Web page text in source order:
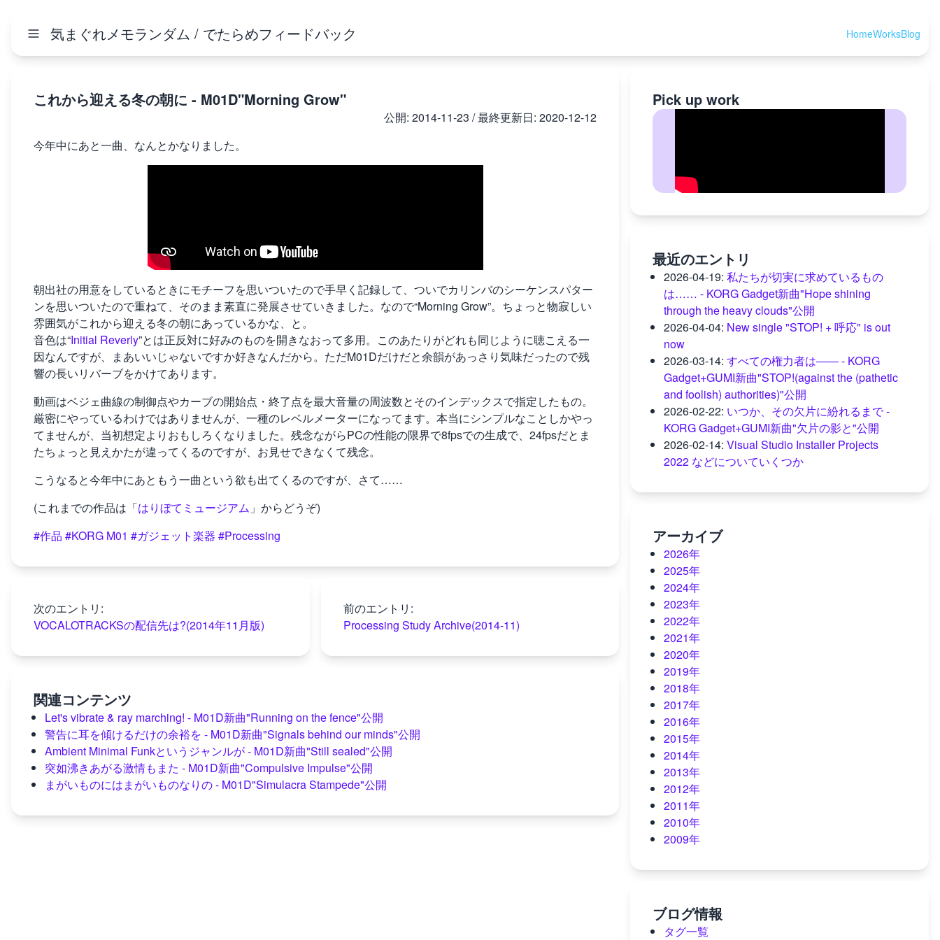
気まぐれメモランダム / でたらめフィードバック HomeWorksBlog
これから迎える冬の朝に - M01D"Morning Grow"
公開:2014-11-23 / 最終更新日:2020-12-12
今年中にあと一曲、なんとかなりました。
朝出社の用意をしているときにモチーフを思いついたので手早く記録して、ついでカリンバのシーケンスパター
ンを思いついたので重ねて、そのまま素直に発展させていきました。なので“Morning Grow”。ちょっと物寂しい
雰囲気がこれから迎える冬の朝にあっているかな、と。
音色は“Initial Reverly”とは正反対に好みのものを開きなおって多用。このあたりがどれも同じように聴こえる一
因なんですが、まあいいじゃないですか好きなんだから。ただM01Dだけだと余韻があっさり気味だったので残
響の長いリバーブをかけてあります。
動画はベジェ曲線の制御点やカーブの開始点・終了点を最大音量の周波数とそのインデックスで指定したもの。
厳密にやっているわけではありませんが、一種のレベルメーターになってます。本当にシンプルなことしかやっ
てませんが、当初想定よりおもしろくなりました。残念ながらPCの性能の限界で8fpsでの生成で、24fpsだとま
たちょっと見えかたが違ってくるのですが、お見せできなくて残念。
こうなると今年中にあともう一曲という欲も出てくるのですが、さて……
(これまでの作品は「はりぼてミュージアム 」からどうぞ)
#作品 #KORG M01 #ガジェット楽器 #Processing
次のエントリ:
VOCALOTRACKSの配信先は?(2014年11月版)
前のエントリ:
Processing Study Archive(2014-11)
関連コンテンツ
Let's vibrate & ray marching! - M01D新曲"Running on the fence"公開
警告に耳を傾けるだけの余裕を - M01D新曲"Signals behind our minds"公開
Ambient Minimal Funkというジャンルが - M01D新曲"Still sealed"公開
突如沸きあがる激情もまた - M01D新曲"Compulsive Impulse"公開
まがいものにはまがいものなりの - M01D"Simulacra Stampede"公開
Pick up work
最近のエントリ
2026-04-19:私たちが切実に求めているもの
は…… - KORG Gadget新曲"Hope shining
through the heavy clouds"公開
2026-04-04: New single "STOP! + 呼応" is out
now
2026-03-14:すべての権力者は―― - KORG
Gadget+GUMI新曲"STOP!(against the (pathetic
and foolish) authorities)"公開
2026-02-22: いつか、その欠片に紛れるまで -
KORG Gadget+GUMI新曲"欠片の影と"公開
2026-02-14:Visual Studio Installer Projects
2022 などについていくつか
アーカイブ
2026年
2025年
2024年
2023年
2022年
2021年
2020年
2019年
2018年
2017年
2016年
2015年
2014年
2013年
2012年
2011年
2010年
2009年
ブログ情報
タグ一覧